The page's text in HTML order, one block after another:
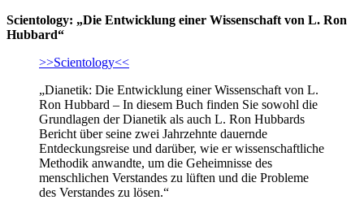
Scientology: „Die Entwicklung einer Wissenschaft von L. Ron
Hubbard“
>>Scientology<<
„Dianetik: Die Entwicklung einer Wissenschaft von L.
Ron Hubbard – In diesem Buch finden Sie sowohl die
Grundlagen der Dianetik als auch L. Ron Hubbards
Bericht über seine zwei Jahrzehnte dauernde
Entdeckungsreise und darüber, wie er wissenschaftliche
Methodik anwandte, um die Geheimnisse des
menschlichen Verstandes zu lüften und die Probleme
des Verstandes zu lösen.“